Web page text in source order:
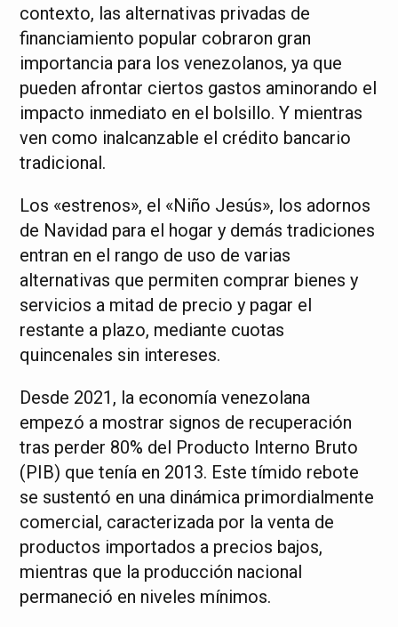
contexto, las alternativas privadas de
financiamiento popular cobraron gran
importancia para los venezolanos, ya que
pueden afrontar ciertos gastos aminorando el
impacto inmediato en el bolsillo. Y mientras
ven como inalcanzable el crédito bancario
tradicional.
Los «estrenos», el «Niño Jesús», los adornos
de Navidad para el hogar y demás tradiciones
entran en el rango de uso de varias
alternativas que permiten comprar bienes y
servicios a mitad de precio y pagar el
restante a plazo, mediante cuotas
quincenales sin intereses.
Desde 2021, la economía venezolana
empezó a mostrar signos de recuperación
tras perder 80% del Producto Interno Bruto
(PIB) que tenía en 2013. Este tímido rebote
se sustentó en una dinámica primordialmente
comercial, caracterizada por la venta de
productos importados a precios bajos,
mientras que la producción nacional
permaneció en niveles mínimos.